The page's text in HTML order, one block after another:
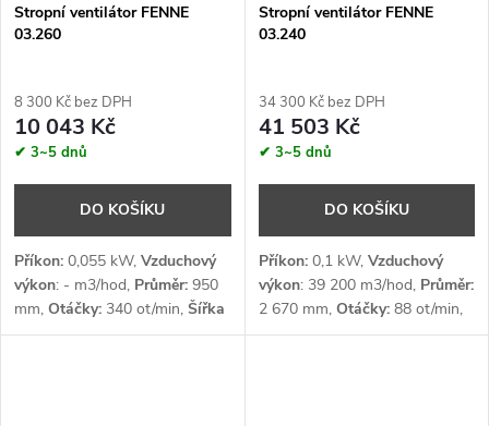
Stropní ventilátor FENNE
03.260
8 300 Kč bez DPH
10 043 Kč
✔ 3~5 dnů
DO KOŠÍKU
Příkon: 0,055 kW, Vzduchový
výkon: - m3/hod, Průměr: 950
mm, Otáčky: 340 ot/min, Šířka
záběru:- m,Napětí:1 x 230 V
Stropní ventilátor FENNE
03.240
34 300 Kč bez DPH
41 503 Kč
✔ 3~5 dnů
DO KOŠÍKU
Příkon:0,1 kW, Vzduchový
výkon: 39 200 m3/hod, Průměr:
2 670 mm, Otáčky:88 ot/min,
Šířka záběru:-- m,Napětí:1 x